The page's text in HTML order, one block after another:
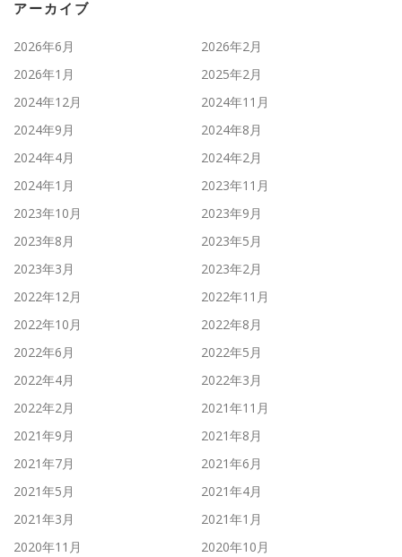
アーカイブ
2026年6月
2026年2月
2026年1月
2025年2月
2024年12月
2024年11月
2024年9月
2024年8月
2024年4月
2024年2月
2024年1月
2023年11月
2023年10月
2023年9月
2023年8月
2023年5月
2023年3月
2023年2月
2022年12月
2022年11月
2022年10月
2022年8月
2022年6月
2022年5月
2022年4月
2022年3月
2022年2月
2021年11月
2021年9月
2021年8月
2021年7月
2021年6月
2021年5月
2021年4月
2021年3月
2021年1月
2020年11月
2020年10月